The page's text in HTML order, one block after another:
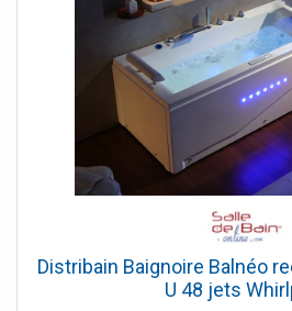
Distribain Baignoire Balnéo
U 48 jets